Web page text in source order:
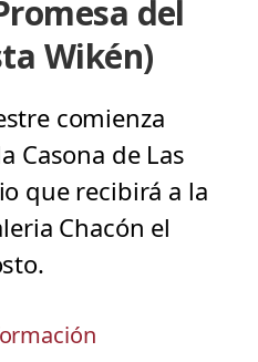
del
Wikén)
comienza
Casona de Las
que recibirá a la
Chacón el